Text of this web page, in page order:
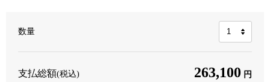
数量
支払総額(税込) 263,100 円